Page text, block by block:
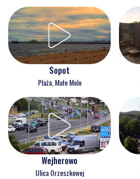
Sopot
Plaża, Małe Molo
Wejherowo
Ulica Orzeszkowej